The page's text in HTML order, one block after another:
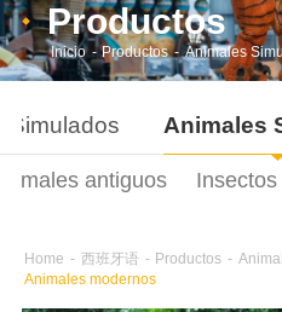
Productos
Inicio - Productos - Animales
Simulados Animales
antiguos Insectos
Home - 西班牙语 - Productos -
Animales modernos